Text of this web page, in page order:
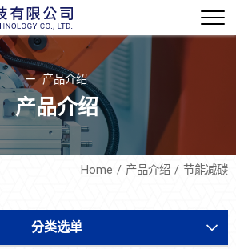
产品介绍
产品介绍
Home 产品介绍 节能减碳
分类选单